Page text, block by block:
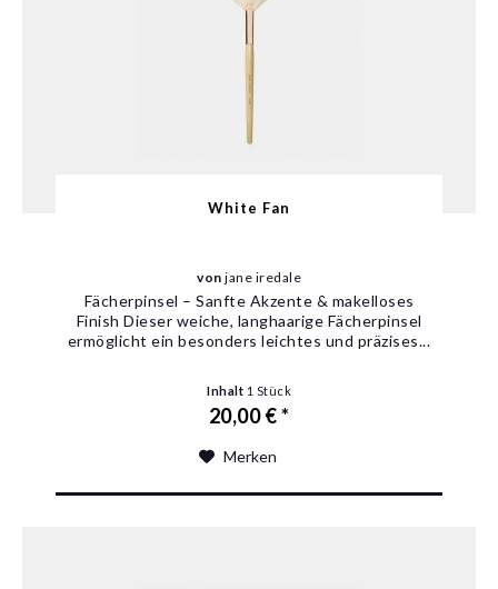
White Fan
vonjane iredale
Fächerpinsel – Sanfte Akzente & makelloses
Finish Dieser weiche, langhaarige Fächerpinsel
ermöglicht ein besonders leichtes und präzises...
Inhalt 1 Stück
20,00 € *
Merken